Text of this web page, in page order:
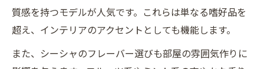
質感を持つモデルが人気です。これらは単なる嗜好品を
超え、インテリアのアクセントとしても機能します。
また、シーシャのフレーバー選びも部屋の雰囲気作りに